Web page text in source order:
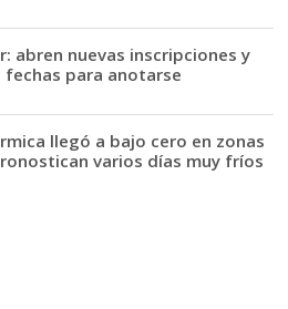
abren nuevas inscripciones y
para anotarse
llegó a bajo cero en zonas
varios días muy fríos